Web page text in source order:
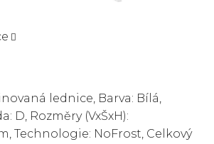
lednice, Barva: Bílá,
D, Rozměry (VxŠxH):
Technologie: NoFrost, Celkový